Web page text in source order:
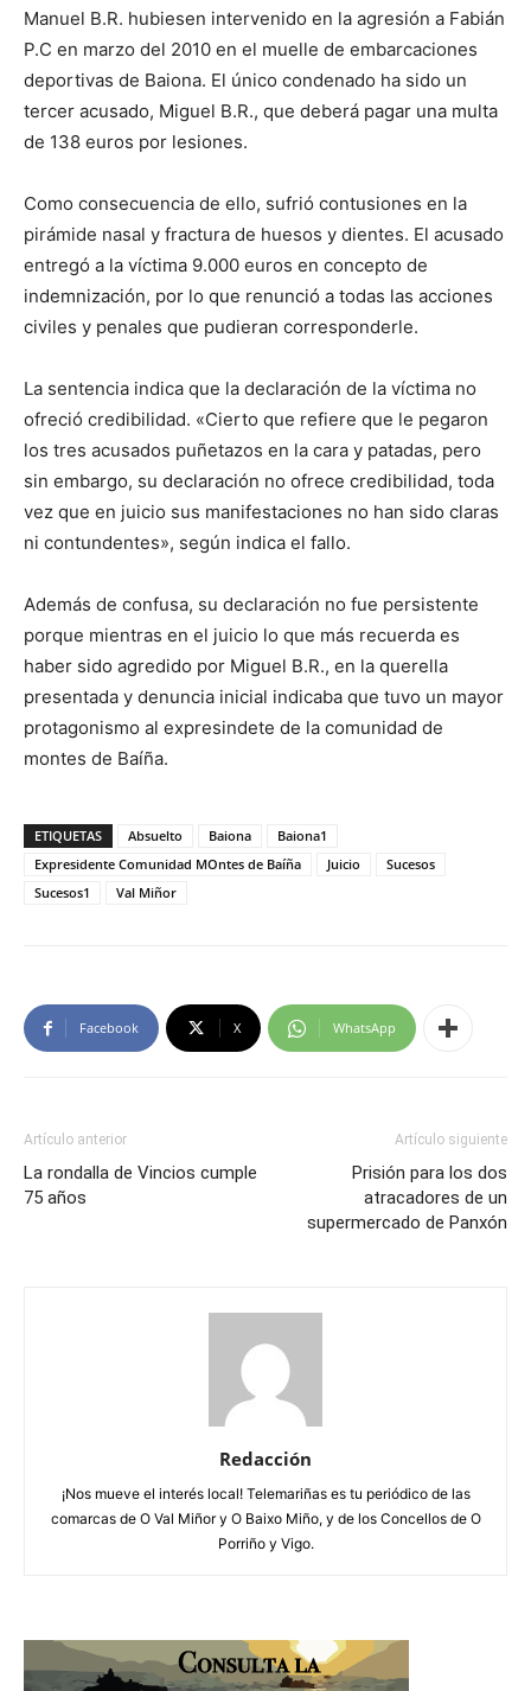
Manuel B.R. hubiesen intervenido en la agresión a Fabián
P.C en marzo del 2010 en el muelle de embarcaciones
deportivas de Baiona. El único condenado ha sido un
tercer acusado, Miguel B.R., que deberá pagar una multa
de 138 euros por lesiones.
Como consecuencia de ello, sufrió contusiones en la
pirámide nasal y fractura de huesos y dientes. El acusado
entregó a la víctima 9.000 euros en concepto de
indemnización, por lo que renunció a todas las acciones
civiles y penales que pudieran corresponderle.
La sentencia indica que la declaración de la víctima no
ofreció credibilidad. «Cierto que refiere que le pegaron
los tres acusados puñetazos en la cara y patadas, pero
sin embargo, su declaración no ofrece credibilidad, toda
vez que en juicio sus manifestaciones no han sido claras
ni contundentes», según indica el fallo.
Además de confusa, su declaración no fue persistente
porque mientras en el juicio lo que más recuerda es
haber sido agredido por Miguel B.R., en la querella
presentada y denuncia inicial indicaba que tuvo un mayor
protagonismo al expresindete de la comunidad de
montes de Baíña.
ETIQUETAS Absuelto Baiona
Baiona1
Expresidente Comunidad MOntes de Baíña
Juicio
Sucesos
Sucesos1
Val Miñor
Facebook X WhatsApp
Artículo anterior
La rondalla de Vincios cumple
75 años
Artículo siguiente
Prisión para los dos
atracadores de un
supermercado de Panxón
Redacción
¡Nos mueve el interés local! Telemariñas es tu periódico de las
comarcas de O Val Miñor y O Baixo Miño, y de los Concellos de O
Porriño y Vigo.